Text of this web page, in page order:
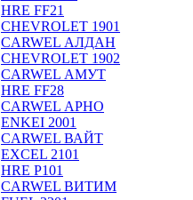
HRE FF21
CHEVROLET 1901
CARWEL АЛДАН
CHEVROLET 1902
CARWEL АМУТ
HRE FF28
CARWEL АРНО
ENKEI 2001
CARWEL ВАЙТ
EXCEL 2101
HRE P101
CARWEL ВИТИМ